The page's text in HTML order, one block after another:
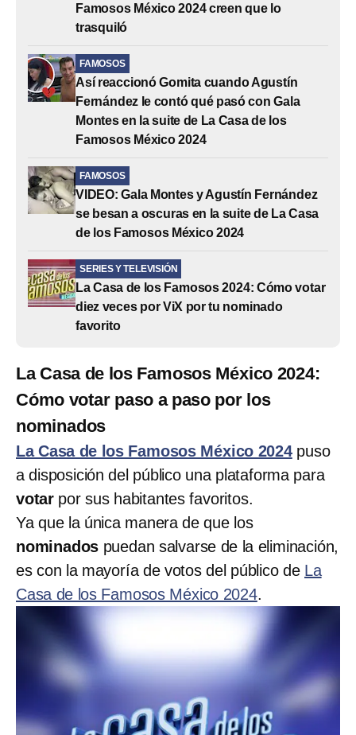
Famosos México 2024 creen que lo
trasquiló
FAMOSOS
Así reaccionó Gomita cuando Agustín
Fernández le contó qué pasó con Gala
Montes en la suite de La Casa de los
Famosos México 2024
FAMOSOS
VIDEO: Gala Montes y Agustín Fernández
se besan a oscuras en la suite de La Casa
de los Famosos México 2024
SERIES Y TELEVISIÓN
La Casa de los Famosos 2024: Cómo votar
diez veces por ViX por tu nominado
favorito
La Casa de los Famosos México 2024:
Cómo votar paso a paso por los
nominados
La Casa de los Famosos México 2024puso
a disposición del público una plataforma para
votar por sus habitantes favoritos.
Ya que la única manera de que los
nominados puedan salvarse de la eliminación,
es con la mayoría de votos del público de La
Casa de los Famosos México 2024.